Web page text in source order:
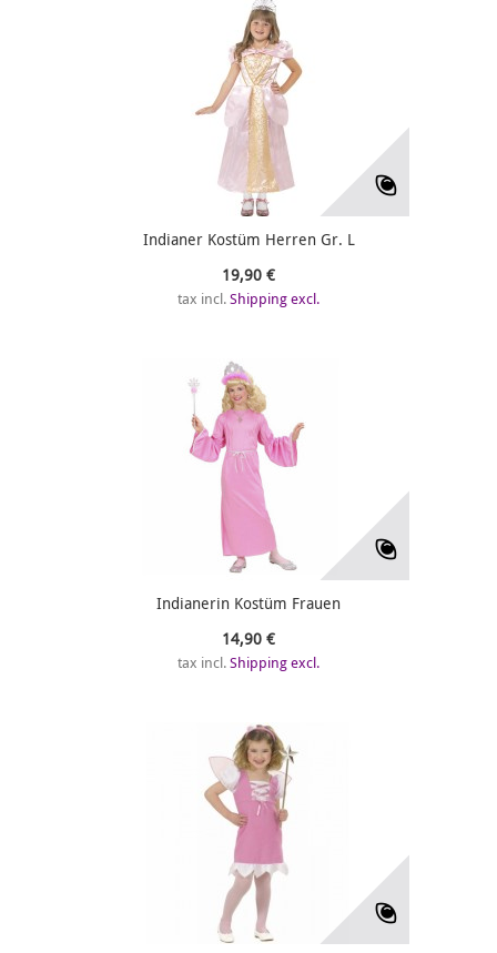
Indianer Kostüm Herren Gr. L
19,90 €
tax incl.Shipping excl.
Indianerin Kostüm Frauen
14,90 €
tax incl.Shipping excl.